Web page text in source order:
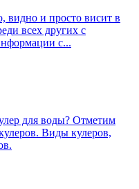
видно и просто висит в
всех других с
с...
для воды? Отметим
Виды кулеров,